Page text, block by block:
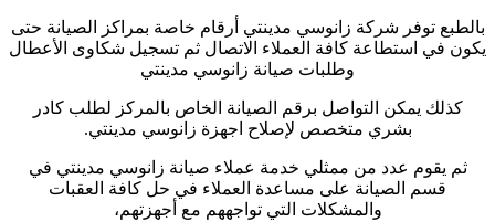
بالطبع توفر شركة زانوسي مدينتي أرقام خاصة بمراكز الصيانة حتى
يكون في استطاعة كافة العملاء الاتصال ثم تسجيل شكاوى الأعطال
وطلبات صيانة زانوسي مدينتي
كذلك يمكن التواصل برقم الصيانة الخاص بالمركز لطلب كادر
بشري متخصص لإصلاح اجهزة زانوسي مدينتي.
ثم يقوم عدد من ممثلي خدمة عملاء صيانة زانوسي مدينتي في
قسم الصيانة على مساعدة العملاء في حل كافة العقبات
والمشكلات التي تواجههم مع أجهزتهم،